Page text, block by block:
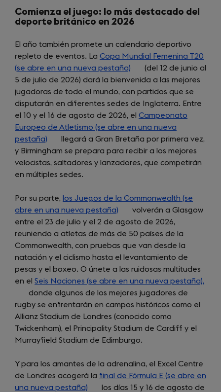
Comienza el juego: lo más destacado del
deporte británico en 2026
El año también promete un calendario deportivo
repleto de eventos. La Copa Mundial Femenina T20
(se abre en una nueva pestaña) (opens
in
a
new
tab)
(del 12 de junio al
5 de julio de 2026) dará la bienvenida a las mejores
jugadoras de todo el mundo, con partidos que se
disputarán en diferentes sedes de Inglaterra. Entre
el 10 y el 16 de agosto de 2026, el Campeonato
Europeo de Atletismo (se abre en una nueva
pestaña) (opens
in
a
new
llegará a Gran Bretaña por primera vez,
y Birmingham se prepara para recibir a los mejores
velocistas, saltadores y lanzadores, que competirán
en múltiples sedes.
Por su parte, los Juegos de la Commonwealth (se
abre en una nueva pestaña) (opens
in
a
new
tab)
volverán a Glasgow
entre el 23 de julio y el 2 de agosto de 2026,
reuniendo a atletas de más de 50 países de la
Commonwealth, con pruebas que van desde la
natación y el ciclismo hasta el levantamiento de
pesas y el boxeo. O únete a las ruidosas multitudes
en el Seis Naciones (se abre en una nueva pestaña),
donde algunos de los mejores jugadores de
rugby se enfrentarán en campos históricos como el
Allianz Stadium de Londres (conocido como
Twickenham), el Principality Stadium de Cardiff y el
Murrayfield Stadium de Edimburgo.
Y para los amantes de la adrenalina, el Excel Centre
de Londres acogerá la final de Fórmula E (se abre en
una nueva pestaña) (openslos días 15 y 16 de agosto de